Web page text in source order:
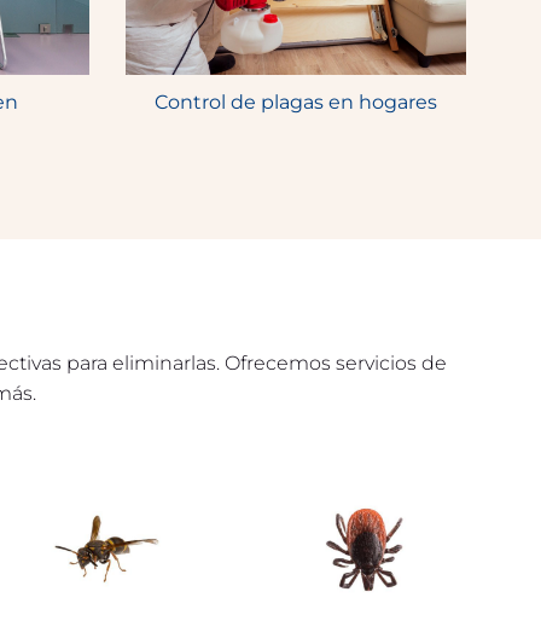
Control de plagas en hogares
para eliminarlas. Ofrecemos servicios de